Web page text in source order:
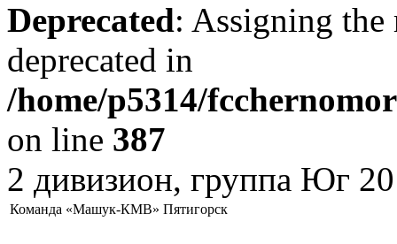
Deprecated: Assigning the
deprecated in
/home/p5314/
on line 387
2 дивизион, группа Юг
Команда «Машук-КМВ» Пятигорск